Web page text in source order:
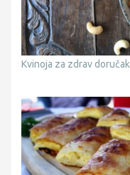
Kvinoja za zdrav doručak